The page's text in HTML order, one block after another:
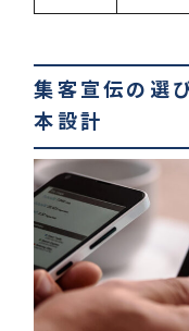
集客宣伝の選
本設計